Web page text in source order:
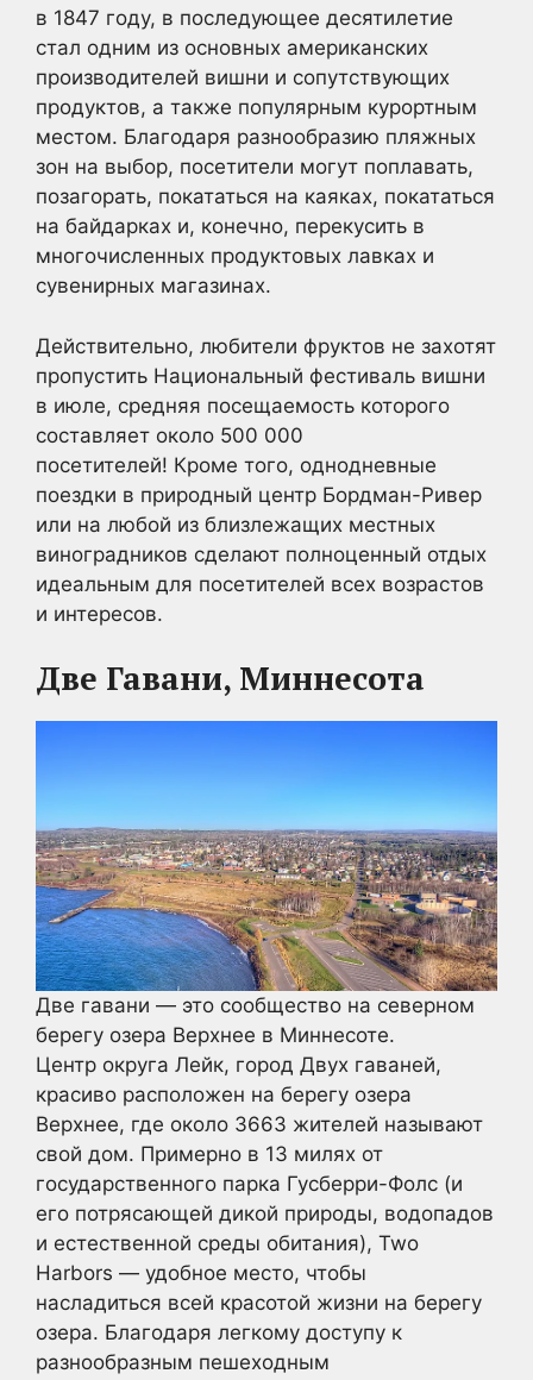
в 1847 году, в последующее десятилетие
стал одним из основных американских
производителей вишни и сопутствующих
продуктов, а также популярным курортным
местом. Благодаря разнообразию пляжных
зон на выбор, посетители могут поплавать,
позагорать, покататься на каяках, покататься
на байдарках и, конечно, перекусить в
многочисленных продуктовых лавках и
сувенирных магазинах.
Действительно, любители фруктов не захотят
пропустить Национальный фестиваль вишни
в июле, средняя посещаемость которого
составляет около 500 000
посетителей! Кроме того, однодневные
поездки в природный центр Бордман-Ривер
или на любой из близлежащих местных
виноградников сделают полноценный отдых
идеальным для посетителей всех возрастов
и интересов.
Две Гавани, Миннесота
Две гавани — это сообщество на северном
берегу озера Верхнее в Миннесоте.
Центр округа Лейк, город Двух гаваней,
красиво расположен на берегу озера
Верхнее, где около 3663 жителей называют
свой дом. Примерно в 13 милях от
государственного парка Гусберри-Фолс (и
его потрясающей дикой природы, водопадов
и естественной среды обитания), Two
Harbors — удобное место, чтобы
насладиться всей красотой жизни на берегу
озера. Благодаря легкому доступу к
разнообразным пешеходным